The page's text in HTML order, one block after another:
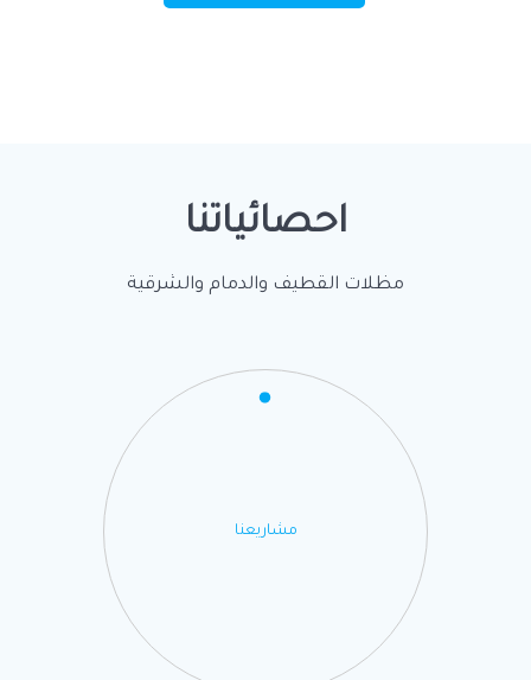
احصائياتنا
مظلات القطيف والدمام والشرقية
مشاريعنا